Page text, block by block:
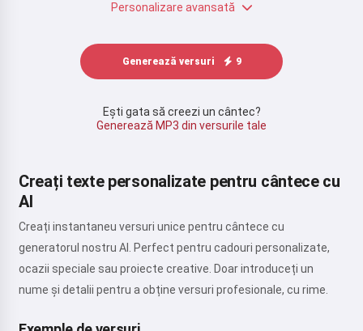
Personalizare avansată
Generează versuri 9
Ești gata să creezi un cântec?
Generează MP3 din versurile tale
Creați texte personalizate pentru cântece cu
AI
Creați instantaneu versuri unice pentru cântece cu
generatorul nostru AI. Perfect pentru cadouri personalizate,
ocazii speciale sau proiecte creative. Doar introduceți un
nume și detalii pentru a obține versuri profesionale, cu rime.